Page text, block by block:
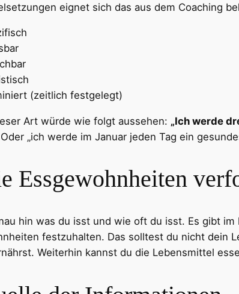
eignet sich das aus dem Coaching
(zeitlich festgelegt)
Art würde wie folgt aussehen: „Ich werde
„ich werde im Januar jeden Tag ein
Essgewohnheiten
hin was du isst und wie oft du isst. Es gibt
festzuhalten. Das solltest du nicht dein
Weiterhin kannst du die Lebensmittel